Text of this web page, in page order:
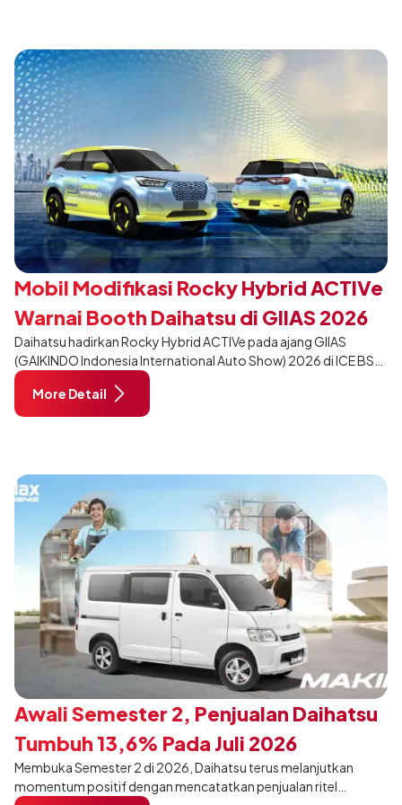
menjadi ciri khas Terios.
Mobil Modifikasi Rocky Hybrid ACTIVe
Warnai Booth Daihatsu di GIIAS 2026
Daihatsu hadirkan Rocky Hybrid ACTIVe pada ajang GIIAS
(GAIKINDO Indonesia International Auto Show) 2026 di ICE BSD
City, Tangerang. Terdapat 2 unit Rocky Hybrid yang
dimodifikasi untuk menghadirkan sarana inspirasi bagi
pengunjung mendukung gaya hidup yang aktif.
More Detail
Awali Semester 2, Penjualan Daihatsu
Tumbuh 13,6% Pada Juli 2026
Membuka Semester 2 di 2026, Daihatsu terus melanjutkan
momentum positif dengan mencatatkan penjualan ritel